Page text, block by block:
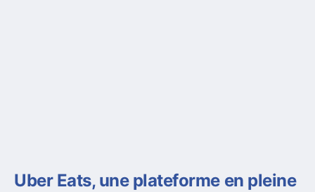
Uber Eats, une plateforme en pleine